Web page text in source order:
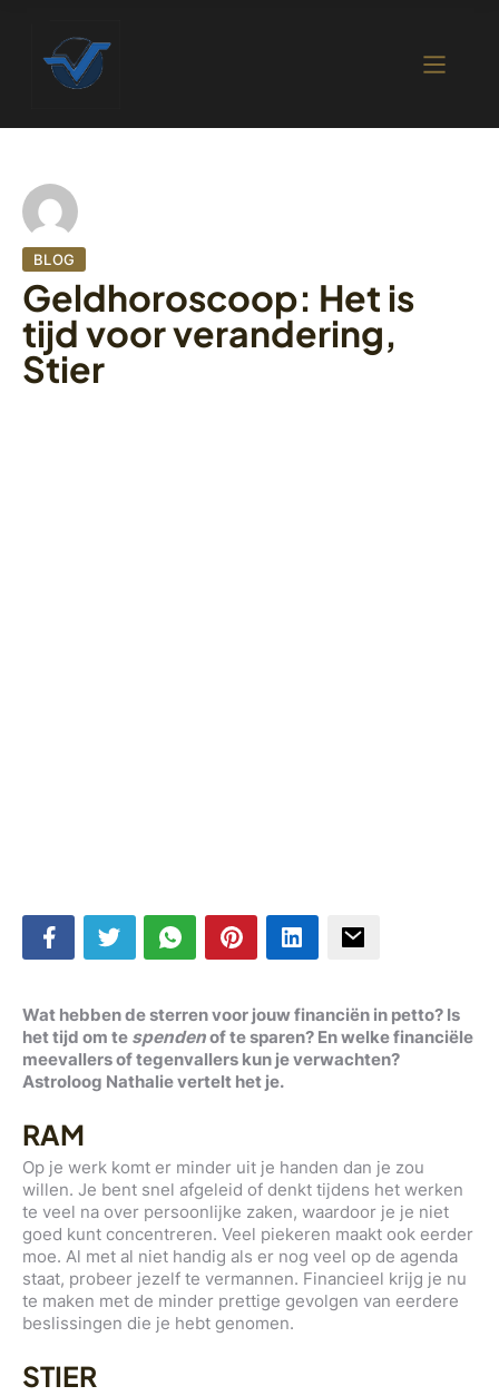
BLOG
Geldhoroscoop: Het is
tijd voor verandering,
Stier
Wat hebben de sterren voor jouw financiën in petto? Is
het tijd om te spendenof te sparen? En welke financiële
meevallers of tegenvallers kun je verwachten?
Astroloog Nathalie vertelt het je.
RAM
Op je werk komt er minder uit je handen dan je zou
willen. Je bent snel afgeleid of denkt tijdens het werken
te veel na over persoonlijke zaken, waardoor je je niet
goed kunt concentreren. Veel piekeren maakt ook eerder
moe. Al met al niet handig als er nog veel op de agenda
staat, probeer jezelf te vermannen. Financieel krijg je nu
te maken met de minder prettige gevolgen van eerdere
beslissingen die je hebt genomen.
STIER